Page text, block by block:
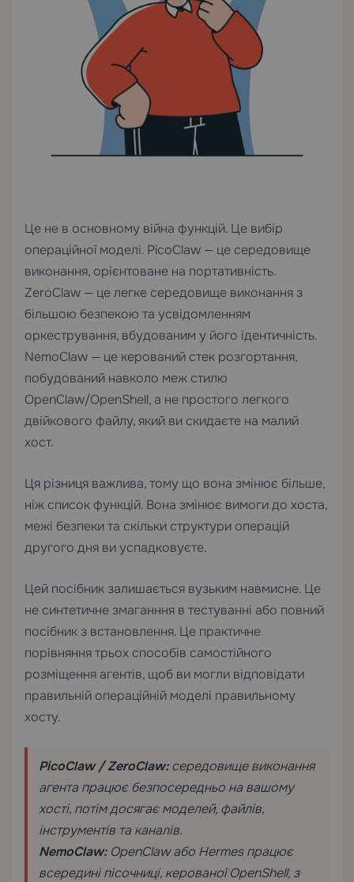
Це не в основному війна функцій. Це вибір
операційної моделі. PicoClaw — це середовище
виконання, орієнтоване на портативність.
ZeroClaw — це легке середовище виконання з
більшою безпекою та усвідомленням
оркестрування, вбудованим у його ідентичність.
NemoClaw — це керований стек розгортання,
побудований навколо меж стилю
OpenClaw/OpenShell, а не простого легкого
двійкового файлу, який ви скидаєте на малий
хост.
Ця різниця важлива, тому що вона змінює більше,
ніж список функцій. Вона змінює вимоги до хоста,
межі безпеки та скільки структури операцій
другого дня ви успадковуєте.
Цей посібник залишається вузьким навмисне. Це
не синтетичне змаганння в тестуванні або повний
посібник з встановлення. Це практичне
порівняння трьох способів самостійного
розміщення агентів, щоб ви могли відповідати
правильній операційній моделі правильному
хосту.
PicoClaw / ZeroClaw:середовище виконання
агента працює безпосередньо на вашому
хості, потім досягає моделей, файлів,
інструментів та каналів.
NemoClaw:OpenClaw або Hermes працює
всередині пісочниці, керованої OpenShell, з